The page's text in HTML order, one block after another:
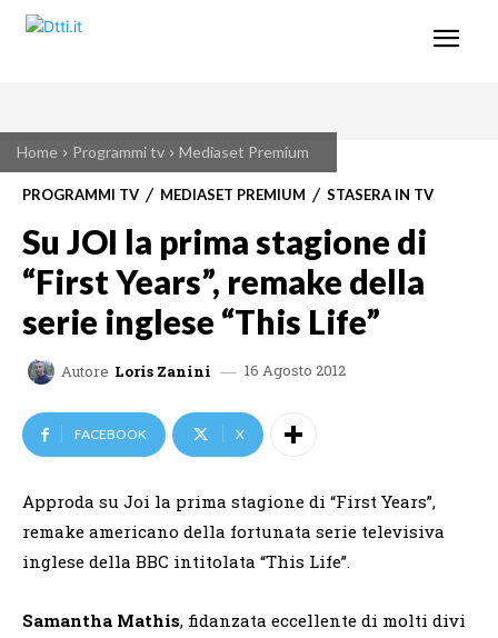
Home Programmi tv Mediaset Premium
PROGRAMMI TV MEDIASET PREMIUM STASERA IN TV
Su JOI la prima stagione di
“First Years”, remake della
serie inglese “This Life”
Autore Loris Zanini 16 Agosto 2012
FACEBOOK X
Approda su Joi la prima stagione di “First Years”,
remake americano della fortunata serie televisiva
inglese della BBC intitolata “This Life”.
Samantha Mathis, fidanzata eccellente di molti divi